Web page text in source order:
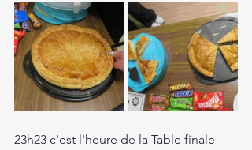
23h23 c'est l'heure de la Table finale